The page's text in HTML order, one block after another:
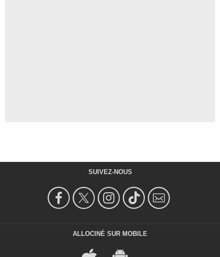
SUIVEZ-NOUS
ALLOCINÉ SUR MOBILE